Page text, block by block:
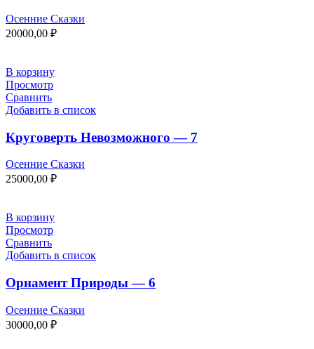
Осенние Сказки
20000,00 ₽
В корзину
Просмотр
Сравнить
Добавить в список
Круговерть Невозможного — 7
Осенние Сказки
25000,00 ₽
В корзину
Просмотр
Сравнить
Добавить в список
Орнамент Природы — 6
Осенние Сказки
30000,00 ₽